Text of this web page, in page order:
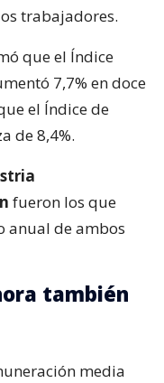
trabajadores.
que el Índice
7,7% en doce
el Índice de
de 8,4%.
fueron los que
anual de ambos
también
media